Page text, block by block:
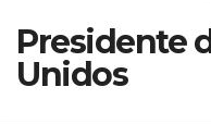
Presidente
Unidos